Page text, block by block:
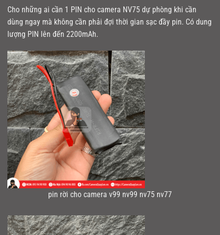
Cho những ai cần 1 PIN cho camera NV75 dự phòng khi cần
dùng ngay mà không cần phải đợi thời gian sạc đầy pin. Có dung
lượng PIN lên đến 2200mAh.
pin rời cho camera v99 nv99 nv75 nv77